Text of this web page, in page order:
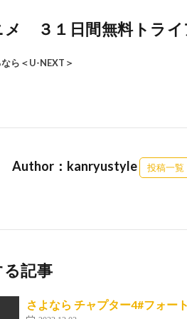
３１日間無料トライ
ら＜U-NEXT＞
Author：kanryustyle 投稿一覧
記事
さよなら チャプター4#フォー